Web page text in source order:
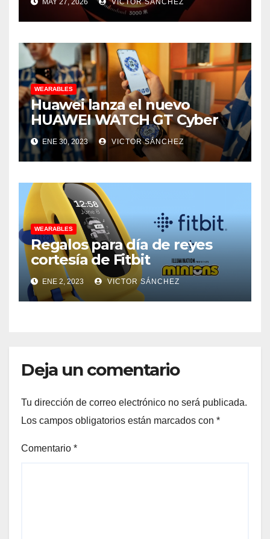
WEARABLES
Huawei lanza el nuevo
HUAWEI WATCH GT Cyber
ENE 30, 2023 VICTOR SÁNCHEZ
WEARABLES
Regalos para día de reyes
cortesía de Fitbit
ENE 2, 2023 VICTOR SÁNCHEZ
Deja un comentario
Tu dirección de correo electrónico no será publicada.
Los campos obligatorios están marcados con *
Comentario *